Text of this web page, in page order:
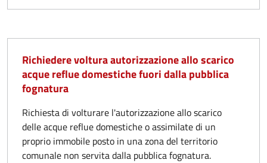
Richiedere voltura autorizzazione allo scarico
acque reflue domestiche fuori dalla pubblica
fognatura
Richiesta di volturare l'autorizzazione allo scarico
delle acque reflue domestiche o assimilate di un
proprio immobile posto in una zona del territorio
comunale non servita dalla pubblica fognatura.